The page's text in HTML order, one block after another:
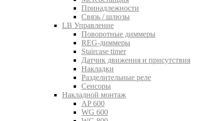
Принадлежности
Связь / шлюзы
LB Управление
Поворотные диммеры
REG-диммеры
Staircase timer
Датчик движения и присутствия
Накладки
Разделительные реле
Сенсоры
Накладной монтаж
AP 600
WG 600